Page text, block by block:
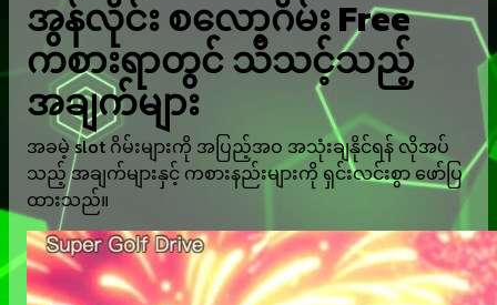
အွန်လိုင်း စလော့ဂိမ်း Free
ကစားရာတွင် သိသင့်သည့်
အချက်များ
အခမဲ့ slot ဂိမ်းများကို အပြည့်အဝ အသုံးချနိုင်ရန် လိုအပ်
သည့် အချက်များနှင့် ကစားနည်းများကို ရှင်းလင်းစွာ ဖော်ပြ
ထားသည်။